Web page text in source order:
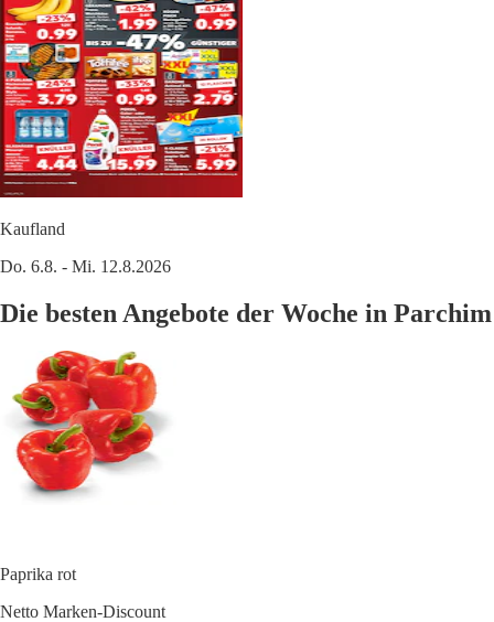
Kaufland
Do. 6.8. - Mi. 12.8.2026
Die besten Angebote der Woche in Parchim
Paprika rot
Netto Marken-Discount